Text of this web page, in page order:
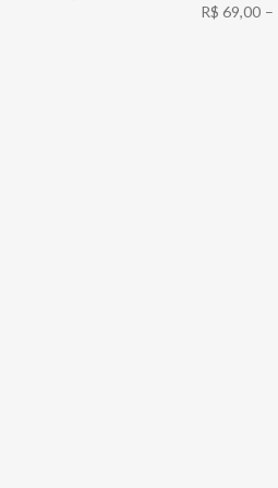
R$ 69,00 –